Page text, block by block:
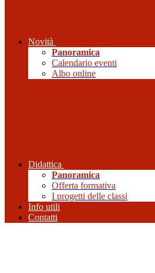
Novità
Panoramica
Calendario eventi
Albo online
Didattica
Panoramica
Offerta formativa
I progetti delle classi
Info utili
Contatti